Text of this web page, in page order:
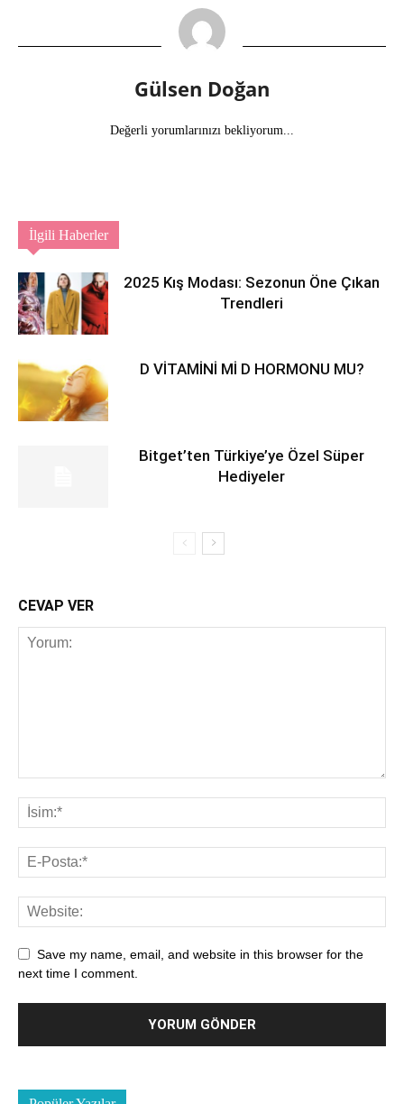
Gülsen Doğan
Değerli yorumlarınızı bekliyorum...
İlgili Haberler
2025 Kış Modası: Sezonun Öne Çıkan
Trendleri
D VİTAMİNİ Mİ D HORMONU MU?
Bitget’ten Türkiye’ye Özel Süper
Hediyeler
CEVAP VER
Save my name, email, and website in this browser for the
next time I comment.